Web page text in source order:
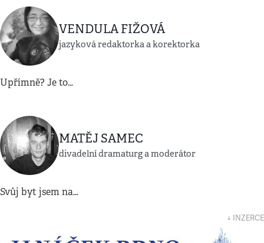
VENDULA FIŽOVÁ
jazyková redaktorka a korektorka
Upřímně? Je to…
MATĚJ SAMEC
divadelní dramaturg a moderátor
Svůj byt jsem na…
↓ INZERCE